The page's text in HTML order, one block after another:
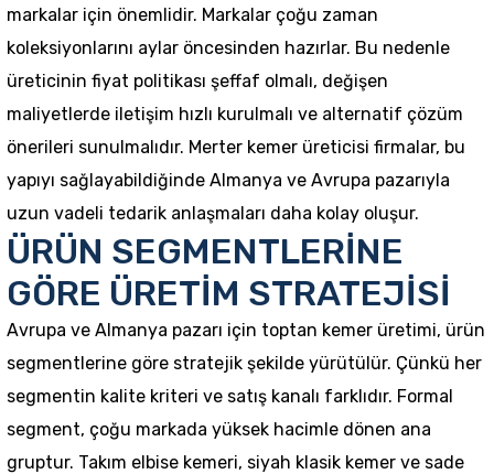
markalar için önemlidir. Markalar çoğu zaman
koleksiyonlarını aylar öncesinden hazırlar. Bu nedenle
üreticinin fiyat politikası şeffaf olmalı, değişen
maliyetlerde iletişim hızlı kurulmalı ve alternatif çözüm
önerileri sunulmalıdır. Merter kemer üreticisi firmalar, bu
yapıyı sağlayabildiğinde Almanya ve Avrupa pazarıyla
uzun vadeli tedarik anlaşmaları daha kolay oluşur.
ÜRÜN SEGMENTLERİNE
GÖRE ÜRETİM STRATEJİSİ
Avrupa ve Almanya pazarı için toptan kemer üretimi, ürün
segmentlerine göre stratejik şekilde yürütülür. Çünkü her
segmentin kalite kriteri ve satış kanalı farklıdır. Formal
segment, çoğu markada yüksek hacimle dönen ana
gruptur. Takım elbise kemeri, siyah klasik kemer ve sade